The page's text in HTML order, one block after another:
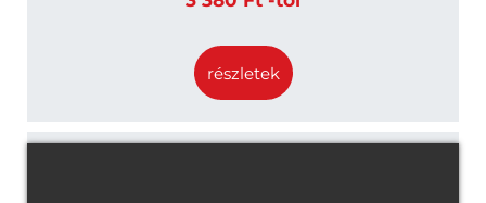
részletek